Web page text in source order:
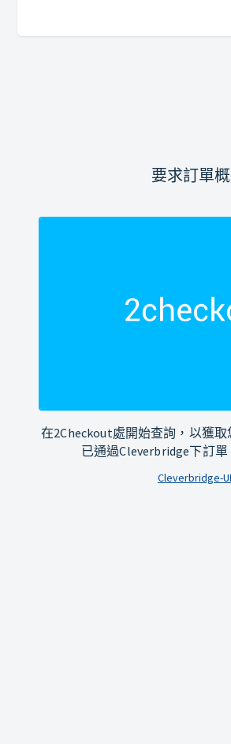
要求訂單
在2Checkout處開始查詢，以獲
已通過Cleverbridge下訂單
Cleverbridge-